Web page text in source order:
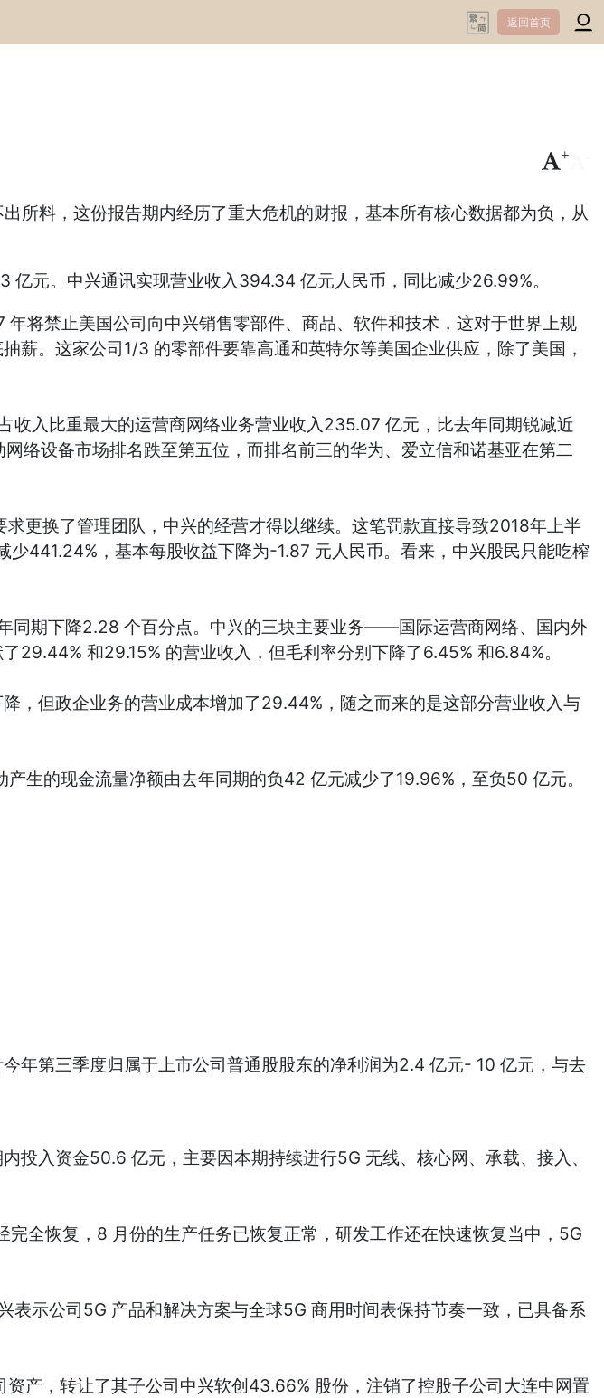
返回首页
+
料，这份报告期内经历了重大危机的财报，基本所有核心数据都为负，从
。中兴通讯实现营业收入394.34 亿元人民币，同比减少26.99%。
禁止美国公司向中兴销售零部件、商品、软件和技术，这对于世界上规
薪。这家公司1/3 的零部件要靠高通和英特尔等美国企业供应，除了美国，
入比重最大的运营商网络业务营业收入235.07 亿元，比去年同期锐减近
络设备市场排名跌至第五位，而排名前三的华为、爱立信和诺基亚在第二
换了管理团队，中兴的经营才得以继续。这笔罚款直接导致2018年上半
441.24%，基本每股收益下降为-1.87 元人民币。看来，中兴股民只能吃榨
期下降2.28 个百分点。中兴的三块主要业务——国际运营商网络、国内外
29.44% 和29.15% 的营业收入，但毛利率分别下降了6.45% 和6.84%。
但政企业务的营业成本增加了29.44%，随之而来的是这部分营业收入与
的现金流量净额由去年同期的负42 亿元减少了19.96%，至负50 亿元。
第三季度归属于上市公司普通股股东的净利润为2.4 亿元- 10 亿元，与去
入资金50.6 亿元，主要因本期持续进行5G 无线、核心网、承载、接入、
恢复，8 月份的生产任务已恢复正常，研发工作还在快速恢复当中，5G
示公司5G 产品和解决方案与全球5G 商用时间表保持节奏一致，已具备系
，转让了其子公司中兴软创43.66% 股份，注销了控股子公司大连中网置